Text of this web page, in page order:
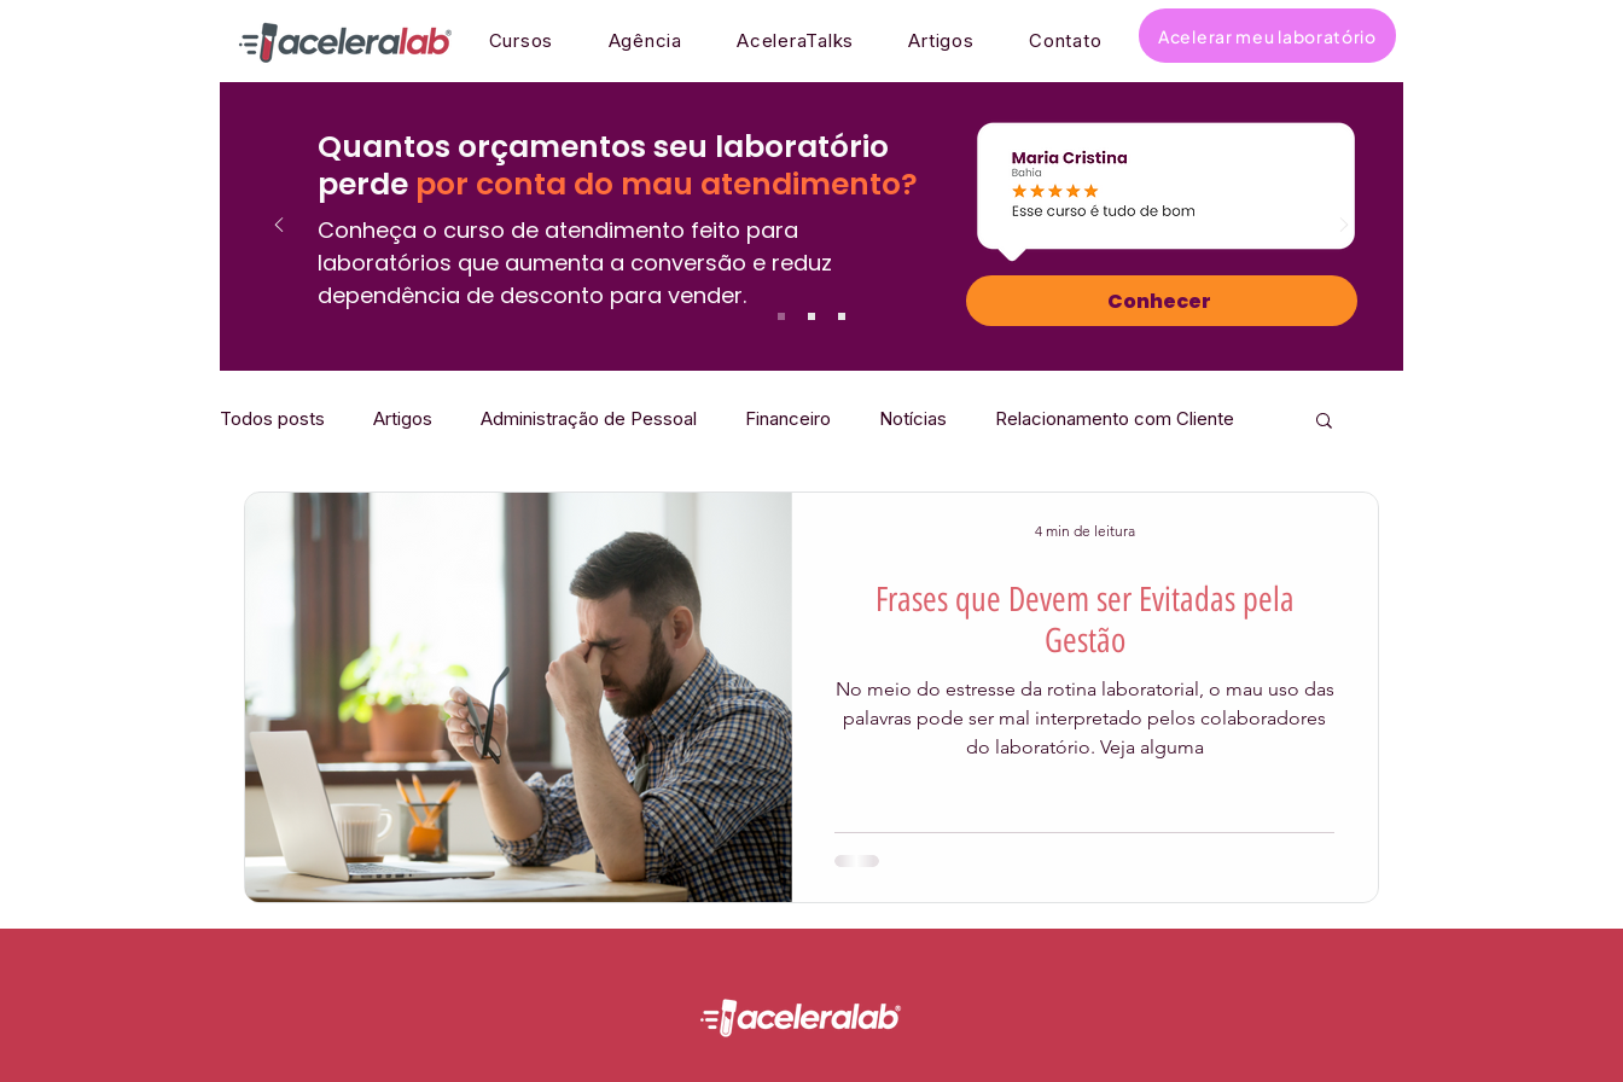
Cursos Agência AceleraTalks Artigos Contato Acelerar meu laboratório
Quantos orçamentos seu laboratório
perde por conta do mau atendimento?
Conheça o curso de atendimento feito para
laboratórios que aumenta a conversão e reduz
dependência de desconto para vender.
Conhecer
Todos posts Artigos Administração de Pessoal Financeiro Notícias Relacionamento com Cliente
Qualidade Publieditorial Tecnologia aceleralab
Coronavírus Gestão de Pessoas Aceleratalks Eventos Vendas gestão Atendimento
Frases que Devem ser Evitadas pela
Gestão
No meio do estresse da rotina laboratorial, o mau uso das
palavras pode ser mal interpretado pelos colaboradores
do laboratório. Veja alguma
4 min de leitura